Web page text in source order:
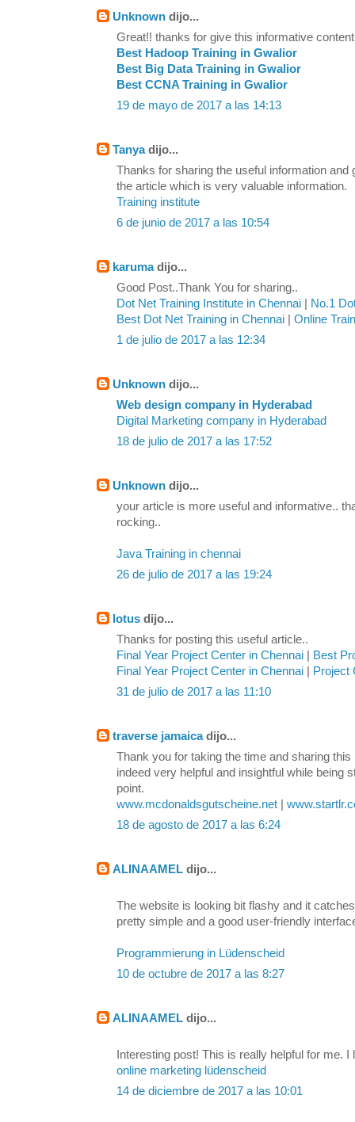
Unknown dijo...
Great!! thanks for give this informative
Best Hadoop Training in Gwalior
Best Big Data Training in Gwalior
Best CCNA Training in Gwalior
19 de mayo de 2017 a las 14:13
Tanyadijo...
Thanks for sharing the useful information and
the article which is very valuable information.
Training institute
6 de junio de 2017 a las 10:54
karumadijo...
Good Post..Thank You for sharing..
Dot Net Training Institute in Chennai
No.1
Best Dot Net Training in Chennai
Online
1 de julio de 2017 a las 12:34
Unknown dijo...
Web design company in Hyderabad
Digital Marketing company in Hyderabad
18 de julio de 2017 a las 17:52
Unknown dijo...
your article is more useful and informative..
rocking..
Java Training in chennai
26 de julio de 2017 a las 19:24
lotus dijo...
Thanks for posting this useful article..
Final Year Project Center in Chennai
Best
Final Year Project Center in Chennai
Project
31 de julio de 2017 a las 11:10
traverse jamaicadijo...
Thank you for taking the time and sharing
indeed very helpful and insightful while being
point.
www.mcdonaldsgutscheine.net
18 de agosto de 2017 a las 6:24
ALINAAMEL dijo...
The website is looking bit flashy and it
pretty simple and a good user-friendly
Programmierung in Lüdenscheid
10 de octubre de 2017 a las 8:27
ALINAAMEL dijo...
Interesting post! This is really helpful for me.
online marketing lüdenscheid
14 de diciembre de 2017 a las 10:01